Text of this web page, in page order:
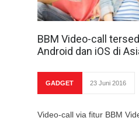
BBM Video-call
Android dan iOS di
GADGET 23 Juni 2016
Video-call via fitur BBM